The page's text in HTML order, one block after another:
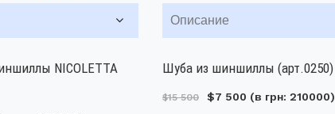
NICOLETTA
Описание
Шуба из шиншиллы (арт.0250)
$15 500 $7 500 (в грн: 210000)